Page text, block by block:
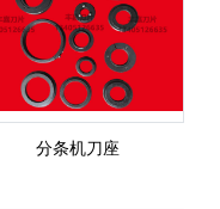
分条机刀座